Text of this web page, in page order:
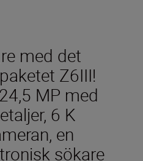
med det
Z6III!
MP med
6 K
en
sökare